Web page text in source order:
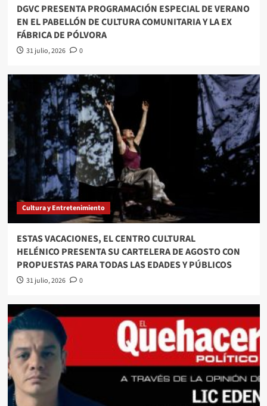
DGVC PRESENTA PROGRAMACIÓN ESPECIAL DE VERANO
EN EL PABELLÓN DE CULTURA COMUNITARIA Y LA EX
FÁBRICA DE PÓLVORA
31 julio, 2026 0
Cultura y Entretenimiento
ESTAS VACACIONES, EL CENTRO CULTURAL
HELÉNICO PRESENTA SU CARTELERA DE AGOSTO CON
PROPUESTAS PARA TODAS LAS EDADES Y PÚBLICOS
31 julio, 2026 0